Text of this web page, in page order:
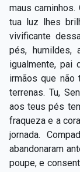
maus
tua luz lhes
vivificante
pés, humildes,
igualmente, pai
irmãos que não
terrenas. Tu,
aos teus pés
fraqueza e a
jornada.
abandonaram
poupe, e